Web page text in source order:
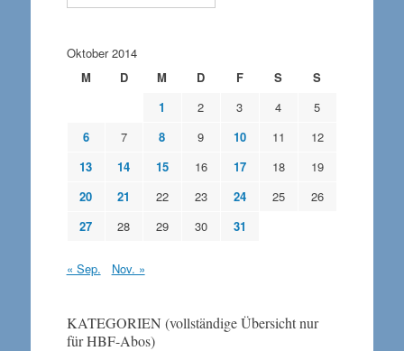
Oktober 2014
M
D M D F S
S
1
2 3 4
5
6
7 8 9 10 11
12
13
14 15 16 17 18
19
20
21 22 23 24 25
26
27
28 29 30 31
« Sep. Nov. »
KATEGORIEN (vollständige Übersicht nur
für HBF-Abos)